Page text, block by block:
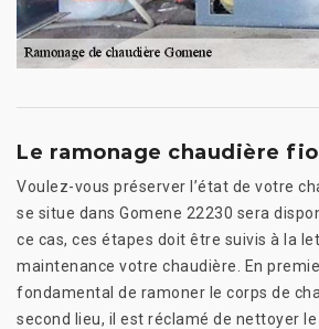
Le ramonage chaudière
Voulez-vous préserver l’état de votre
se situe dans Gomene 22230 sera
ce cas, ces étapes doit être suivis à la
maintenance votre chaudière. En
fondamental de ramoner le corps de
second lieu, il est réclamé de nettoyer